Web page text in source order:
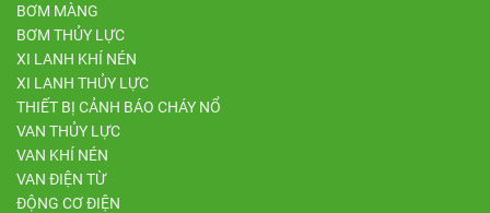
BƠM MÀNG
BƠM THỦY LỰC
XI LANH KHÍ NÉN
XI LANH THỦY LỰC
THIẾT BỊ CẢNH BÁO CHÁY NỔ
VAN THỦY LỰC
VAN KHÍ NÉN
VAN ĐIỆN TỪ
ĐỘNG CƠ ĐIỆN